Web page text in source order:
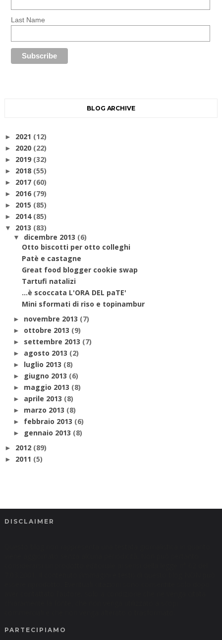
Last Name
BLOG ARCHIVE
► 2021 (12)
► 2020 (22)
► 2019 (32)
► 2018 (55)
► 2017 (60)
► 2016 (79)
► 2015 (85)
► 2014 (85)
▼ 2013 (83)
▼ dicembre 2013 (6)
Otto biscotti per otto colleghi
Patè e castagne
Great food blogger cookie swap
Tartufi natalizi
...è scoccata L'ORA DEL paTE'
Mini sformati di riso e topinambur
► novembre 2013 (7)
► ottobre 2013 (9)
► settembre 2013 (7)
► agosto 2013 (2)
► luglio 2013 (8)
► giugno 2013 (6)
► maggio 2013 (8)
► aprile 2013 (8)
► marzo 2013 (8)
► febbraio 2013 (6)
► gennaio 2013 (8)
► 2012 (89)
► 2011 (5)
DISCLAIMER
PARTECIPIAMO